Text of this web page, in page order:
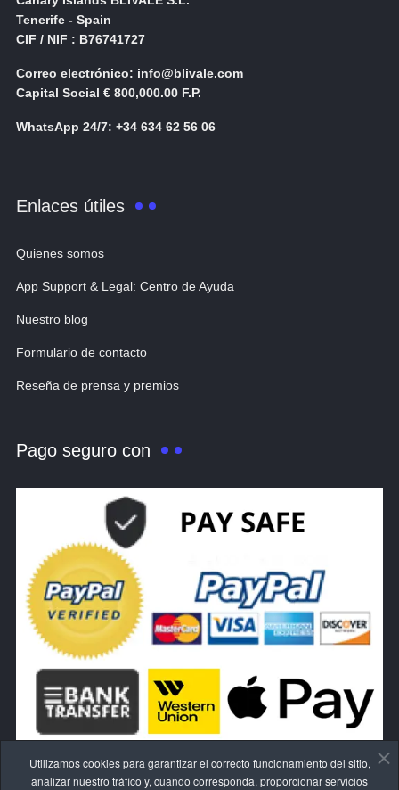
Tenerife - Spain
CIF / NIF : B76741727
Correo electrónico: info@blivale.com
Capital Social € 800,000.00 F.P.
WhatsApp 24/7: +34 634 62 56 06
Enlaces útiles
Quienes somos
App Support & Legal: Centro de Ayuda
Nuestro blog
Formulario de contacto
Reseña de prensa y premios
Pago seguro con
Utilizamos cookies para garantizar el correcto funcionamiento del sitio,
analizar nuestro tráfico y, cuando corresponda, proporcionar servicios